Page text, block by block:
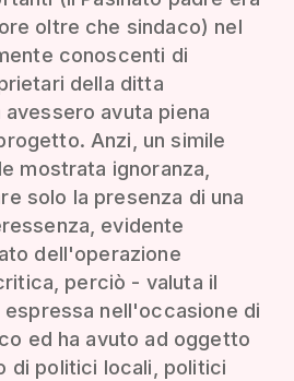
oltre che sindaco) nel
conoscenti di
della ditta
avuta piena
Anzi, un simile
mostrata ignoranza,
solo la presenza di una
evidente
dell'operazione
perciò - valuta il
nell'occasione di
ed ha avuto ad oggetto
di politici locali, politici